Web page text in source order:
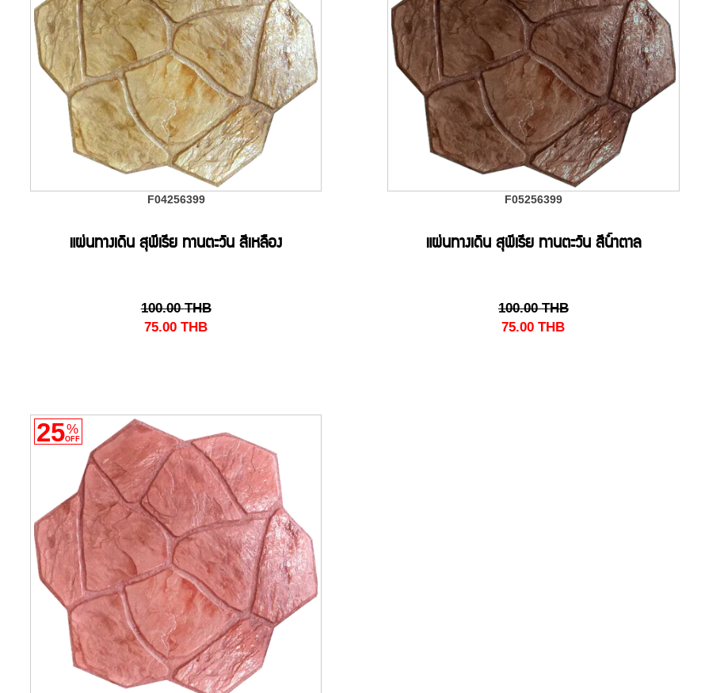
F04256399
แผ่นทางเดิน สุพีเรีย ทานตะวัน สีเหลือง
100.00 THB
75.00THB
F05256399
แผ่นทางเดิน สุพีเรีย ทานตะวัน สีน้ำตาล
100.00 THB
75.00THB
25%
OFF